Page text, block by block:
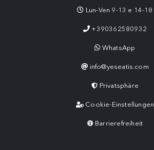
Lun-Ven 9-13 e 14-18
+390362580932
WhatsApp
info@yeseatis.com
Privatsphäre
Cookie-Einstellungen
Barrierefreiheit